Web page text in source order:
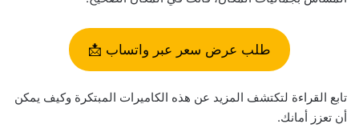
طلب عرض سعر عبر واتساب 📩
تابع القراءة لتكتشف المزيد عن هذه الكاميرات المبتكرة وكيف يمكن
أن تعزز أمانك.